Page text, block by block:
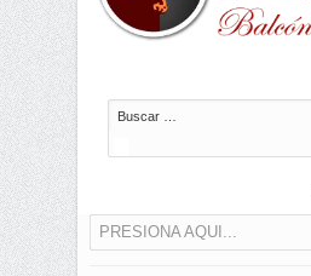
Buscar
PRESIONA AQUI...